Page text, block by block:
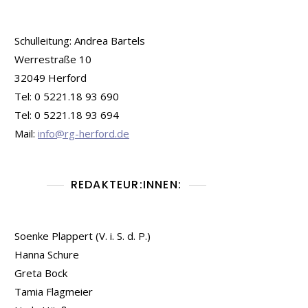
Schulleitung: Andrea Bartels
Werrestraße 10
32049 Herford
Tel: 0 5221.18 93 690
Tel: 0 5221.18 93 694
Mail: info@rg-herford.de
REDAKTEUR:INNEN:
Soenke Plappert (V. i. S. d. P.)
Hanna Schure
Greta Bock
Tamia Flagmeier